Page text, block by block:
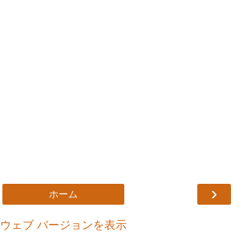
›
ホーム
ウェブ バージョンを表示